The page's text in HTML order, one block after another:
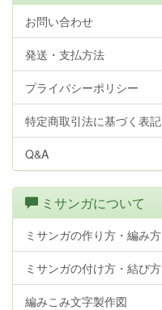
お問い合わせ
発送・支払方法
プライバシーポリシー
特定商取引法に基づく表記
Q&A
ミサンガについて
ミサンガの作り方・編み方
ミサンガの付け方・結び方
編みこみ文字製作図